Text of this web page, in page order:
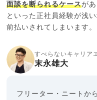
面談を断られるケースが
といった正社員経験が浅
前払いされてしまいます。
すべらないキャリア
末永雄大
フリーター・ニートか